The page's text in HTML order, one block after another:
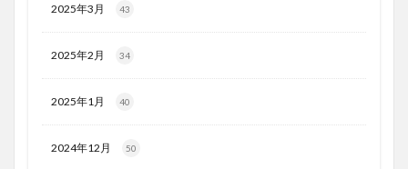
2025年3月 43
2025年2月 34
2025年1月 40
2024年12月 50